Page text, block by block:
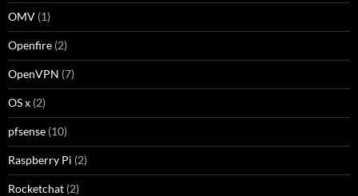
OMV (1)
Openfire (2)
OpenVPN (7)
OS x (2)
pfsense (10)
Raspberry Pi (2)
Rocketchat (2)